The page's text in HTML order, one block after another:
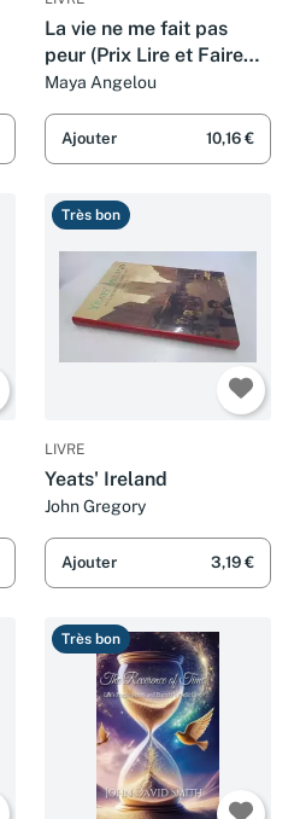
La vie ne me fait pas
peur (Prix Lire et Faire
Lire 2018-2019): édition
Maya Angelou
Ajouter 10,16 €
Très bon
LIVRE
Yeats' Ireland
John Gregory
Ajouter 3,19 €
Très bon